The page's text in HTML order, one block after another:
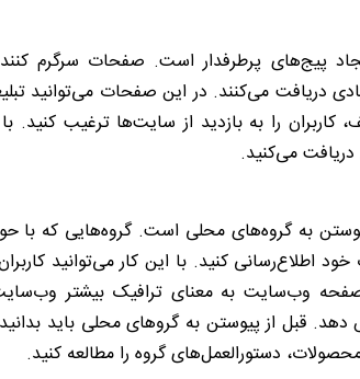
پیج‌های پرطرفدار است. صفحات سرگرم
دریافت می‌کنند. در این صفحات می‌توانید
را به بازدید از سایت‌ها ترغیب کنید.
می‌کنید.
به گروه‌های محلی است. گروه‌هایی که
اطلاع‌رسانی کنید. با این کار می‌توانید
صفحه وب‌سایت به معنای ترافیک بیشتر
دهد. قبل از پیوستن به گروهای محلی باید
دستورالعمل‌های گروه را مطالعه کنید.